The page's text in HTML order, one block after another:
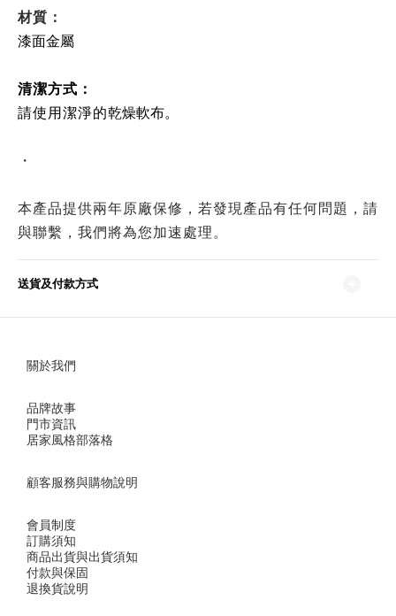
材質：
漆面金屬
清潔方式 ：
請使用潔淨的乾燥軟布。
・
本產品提供兩年原廠保修，若發現產品有任何問題，請
與聯繫，我們將為您加速處理。
送貨及付款方式
關於我們
品牌故事
門市資訊
居家風格部落格
顧客服務與購物說明
會員制度
訂購須知
商品出貨與出貨須知
付款與保固
退換貨說明